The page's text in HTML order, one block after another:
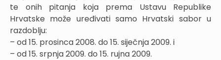
te onih pitanja koja prema Ustavu Republike
Hrvatske može uređivati samo Hrvatski sabor u
razdoblju:
– od 15. prosinca 2008. do 15. siječnja 2009. i
– od 15. srpnja 2009. do 15. rujna 2009.